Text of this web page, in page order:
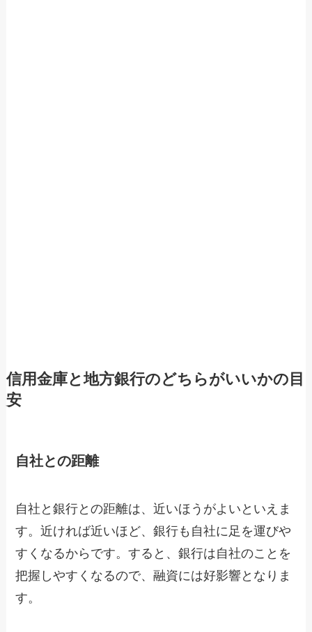
信用金庫と地方銀行のどちらがいいかの目
安
自社との距離
自社と銀行との距離は、近いほうがよいといえま
す。近ければ近いほど、銀行も自社に足を運びや
すくなるからです。すると、銀行は自社のことを
把握しやすくなるので、融資には好影響となりま
す。